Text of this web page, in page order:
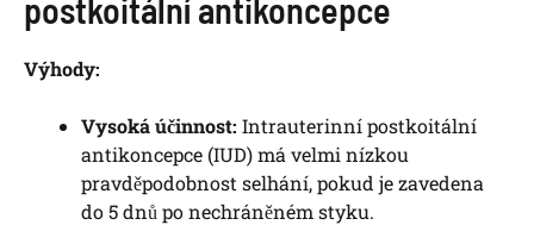
postkoitální antikoncepce
Výhody:
Vysoká účinnost: Intrauterinní postkoitální
antikoncepce (IUD) má velmi nízkou
pravděpodobnost selhání, pokud je zavedena
do 5 dnů po nechráněném styku.